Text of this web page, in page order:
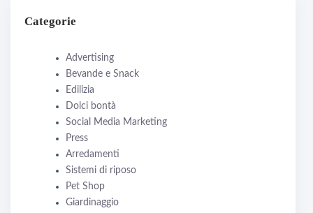
Categorie
Advertising
Bevande e Snack
Edilizia
Dolci bontà
Social Media Marketing
Press
Arredamenti
Sistemi di riposo
Pet Shop
Giardinaggio